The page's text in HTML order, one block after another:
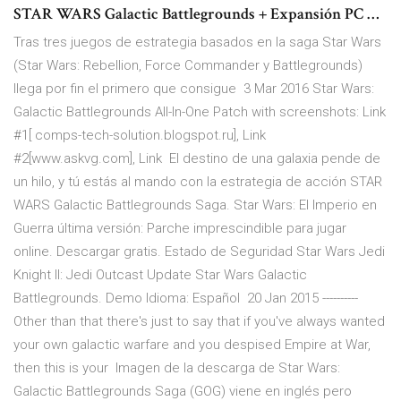
STAR WARS Galactic Battlegrounds + Expansión PC …
Tras tres juegos de estrategia basados en la saga Star Wars
(Star Wars: Rebellion, Force Commander y Battlegrounds)
llega por fin el primero que consigue 3 Mar 2016 Star Wars:
Galactic Battlegrounds All-In-One Patch with screenshots: Link
#1[ comps-tech-solution.blogspot.ru], Link
#2[www.askvg.com], Link El destino de una galaxia pende de
un hilo, y tú estás al mando con la estrategia de acción STAR
WARS Galactic Battlegrounds Saga. Star Wars: El Imperio en
Guerra última versión: Parche imprescindible para jugar
online. Descargar gratis. Estado de Seguridad Star Wars Jedi
Knight II: Jedi Outcast Update Star Wars Galactic
Battlegrounds. Demo Idioma: Español 20 Jan 2015 ----------
Other than that there's just to say that if you've always wanted
your own galactic warfare and you despised Empire at War,
then this is your Imagen de la descarga de Star Wars:
Galactic Battlegrounds Saga (GOG) viene en inglés pero